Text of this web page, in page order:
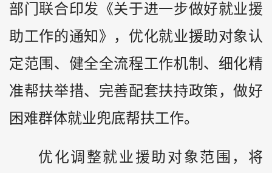
部门联合印发《关于进一步做好就业援
助工作的通知》，优化就业援助对象认
定范围、健全全流程工作机制、细化精
准帮扶举措、完善配套扶持政策，做好
困难群体就业兜底帮扶工作。
优化调整就业援助对象范围，将